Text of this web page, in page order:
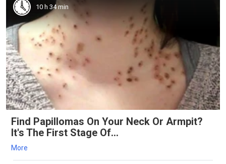
10 h 34 min
Find Papillomas On Your Neck Or Armpit?
It's The First Stage Of...
More